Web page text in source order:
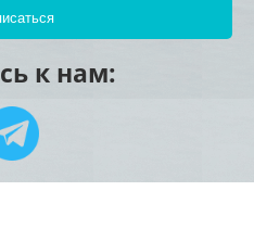
к нам: